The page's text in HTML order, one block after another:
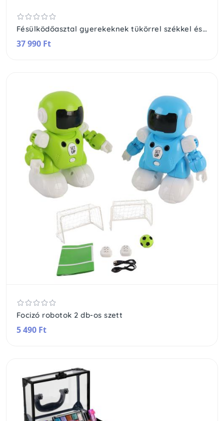
Fésülködőasztal gyerekeknek tükörrel székkel és 7 kiegészítővel
37 990 Ft
Focizó robotok 2 db-os szett
5 490 Ft